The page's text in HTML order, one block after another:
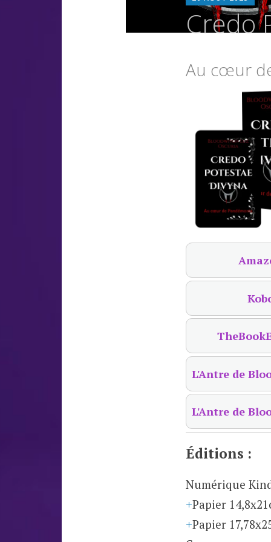
Credo
Au cœur
L'Antre de
L'Antre de
Éditions :
Numérique
Papier
Papier